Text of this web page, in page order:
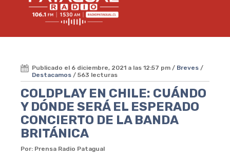
Publicado el 6 diciembre, 2021 a las 12:57 pm / Breves /
Destacamos / 563 lecturas
COLDPLAY EN CHILE: CUÁNDO
Y DÓNDE SERÁ EL ESPERADO
CONCIERTO DE LA BANDA
BRITÁNICA
Por: Prensa Radio Patagual